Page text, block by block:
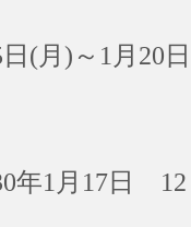
日(月)～1月20
年1月17日 12